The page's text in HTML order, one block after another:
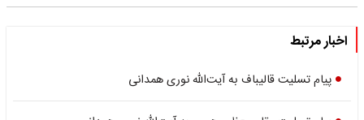
اخبار مرتبط
پیام تسلیت قالیباف به آیت‌الله نوری همدانی